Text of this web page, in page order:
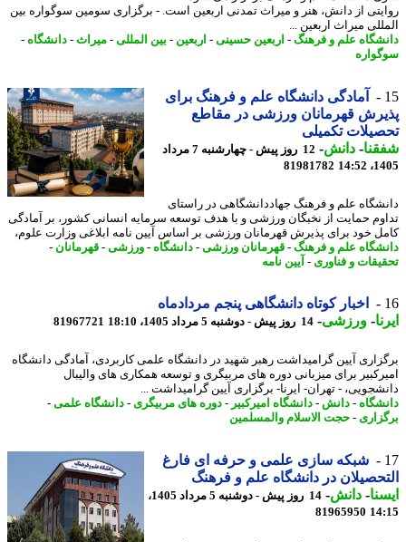
از دانش، هنر و میراث تمدنی اربعین است. - برگزاری سومین سوگواره بین
میراث اربعین ...
علم و فرهنگ -اربعین حسینی-اربعین -بین المللی-میراث- دانشگاه-
آمادگی دانشگاه علم و فرهنگ برای
قهرمانان ورزشی در مقاطع
تکمیلی
-دانش -
12 روز پیش - چهارشنبه 7 مرداد
81981782
علم و فرهنگ جهاددانشگاهی در راستای
حمایت از نخبگان ورزشی و با هدف توسعه سرمایه انسانی کشور، بر آمادگی
خود برای پذیرش قهرمانان ورزشی بر اساس آیین نامه ابلاغی وزارت علوم،
علم و فرهنگ -قهرمانان ورزشی -دانشگاه-ورزشی -قهرمانان-
و فناوری- آیین نامه
اخبار کوتاه دانشگاهی پنجم مردادماه
-ورزشی-14 روز پیش - دوشنبه 5 مرداد 1405، 18:10 81967721
آیین گرامیداشت رهبر شهید در دانشگاه علمی کاربردی، آمادگی دانشگاه
برای میزبانی دوره های مربیگری و توسعه همکاری های والیبال
- تهران- ایرنا- برگزاری آیین گرامیداشت ...
-دانش -دانشگاه امیرکبیر -دوره های مربیگری- دانشگاه علمی-
- حجت الاسلام والمسلمین
شبکه سازی علمی و حرفه ای فارغ
در دانشگاه علم و فرهنگ
-دانش -
14 روز پیش - دوشنبه 5 مرداد 1405،
81965950